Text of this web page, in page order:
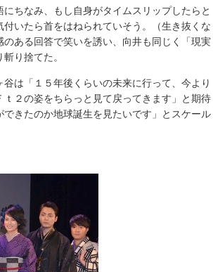
ちなみ、もし自身がタイムスリップしたらと
いたら首をはねられていそう。（生き抜くな
ある回答で笑いを誘い、向井も同じく「現実
り捨てた。
は「１５年後くらいの未来に行って、今より
２の姿をちらっと見て戻ってきます」と期待
きたのか地球誕生を見たいです」とスケール